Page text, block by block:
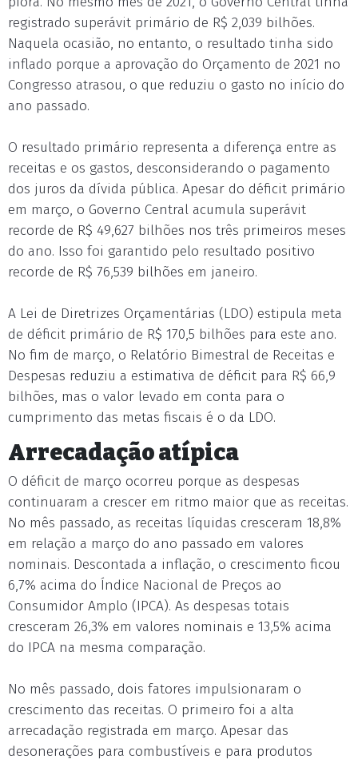
registrado superávit primário de R$ 2,039 bilhões.
Naquela ocasião, no entanto, o resultado tinha sido
inflado porque a aprovação do Orçamento de 2021 no
Congresso atrasou, o que reduziu o gasto no início do
ano passado.
O resultado primário representa a diferença entre as
receitas e os gastos, desconsiderando o pagamento
dos juros da dívida pública. Apesar do déficit primário
em março, o Governo Central acumula superávit
recorde de R$ 49,627 bilhões nos três primeiros meses
do ano. Isso foi garantido pelo resultado positivo
recorde de R$ 76,539 bilhões em janeiro.
A Lei de Diretrizes Orçamentárias (LDO) estipula meta
de déficit primário de R$ 170,5 bilhões para este ano.
No fim de março, o Relatório Bimestral de Receitas e
Despesas reduziu a estimativa de déficit para R$ 66,9
bilhões, mas o valor levado em conta para o
cumprimento das metas fiscais é o da LDO.
Arrecadação atípica
O déficit de março ocorreu porque as despesas
continuaram a crescer em ritmo maior que as receitas.
No mês passado, as receitas líquidas cresceram 18,8%
em relação a março do ano passado em valores
nominais. Descontada a inflação, o crescimento ficou
6,7% acima do Índice Nacional de Preços ao
Consumidor Amplo (IPCA). As despesas totais
cresceram 26,3% em valores nominais e 13,5% acima
do IPCA na mesma comparação.
No mês passado, dois fatores impulsionaram o
crescimento das receitas. O primeiro foi a alta
arrecadação registrada em março. Apesar das
desonerações para combustíveis e para produtos